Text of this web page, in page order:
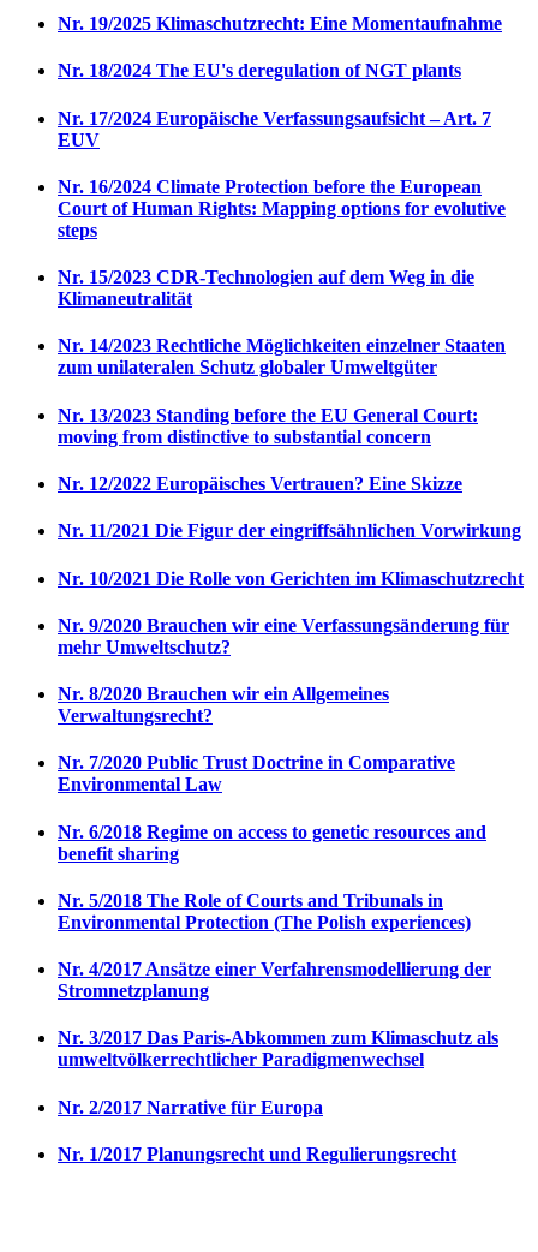
Nr. 19/2025 Klimaschutzrecht: Eine Momentaufnahme
Nr. 18/2024 The EU's deregulation of NGT plants
Nr. 17/2024 Europäische Verfassungsaufsicht – Art. 7
EUV
Nr. 16/2024 Climate Protection before the European
Court of Human Rights: Mapping options for evolutive
steps
Nr. 15/2023 CDR-Technologien auf dem Weg in die
Klimaneutralität
Nr. 14/2023 Rechtliche Möglichkeiten einzelner Staaten
zum unilateralen Schutz globaler Umweltgüter
Nr. 13/2023 Standing before the EU General Court:
moving from distinctive to substantial concern
Nr. 12/2022 Europäisches Vertrauen? Eine Skizze
Nr. 11/2021 Die Figur der eingriffsähnlichen Vorwirkung
Nr. 10/2021 Die Rolle von Gerichten im Klimaschutzrecht
Nr. 9/2020 Brauchen wir eine Verfassungsänderung für
mehr Umweltschutz?
Nr. 8/2020 Brauchen wir ein Allgemeines
Verwaltungsrecht?
Nr. 7/2020 Public Trust Doctrine in Comparative
Environmental Law
Nr. 6/2018 Regime on access to genetic resources and
benefit sharing
Nr. 5/2018 The Role of Courts and Tribunals in
Environmental Protection (The Polish experiences)
Nr. 4/2017 Ansätze einer Verfahrensmodellierung der
Stromnetzplanung
Nr. 3/2017 Das Paris-Abkommen zum Klimaschutz als
umweltvölkerrechtlicher Paradigmenwechsel
Nr. 2/2017 Narrative für Europa
Nr. 1/2017 Planungsrecht und Regulierungsrecht